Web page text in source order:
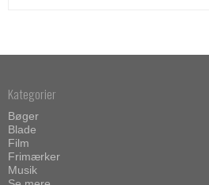
Kategorier
Bøger
Blade
Film
Frimærker
Musik